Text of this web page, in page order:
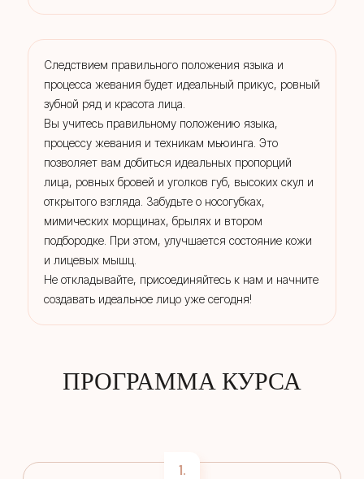
Следствием правильного положения языка и
процесса жевания будет идеальный прикус, ровный
зубной ряд и красота лица.
Вы учитесь правильному положению языка,
процессу жевания и техникам мьюинга. Это
позволяет вам добиться идеальных пропорций
лица, ровных бровей и уголков губ, высоких скул и
открытого взгляда. Забудьте о носогубках,
мимических морщинах, брылях и втором
подбородке. При этом, улучшается состояние кожи
и лицевых мышц.
Не откладывайте, присоединяйтесь к нам и начните
создавать идеальное лицо уже сегодня!
ПРОГРАММА КУРСА
1.